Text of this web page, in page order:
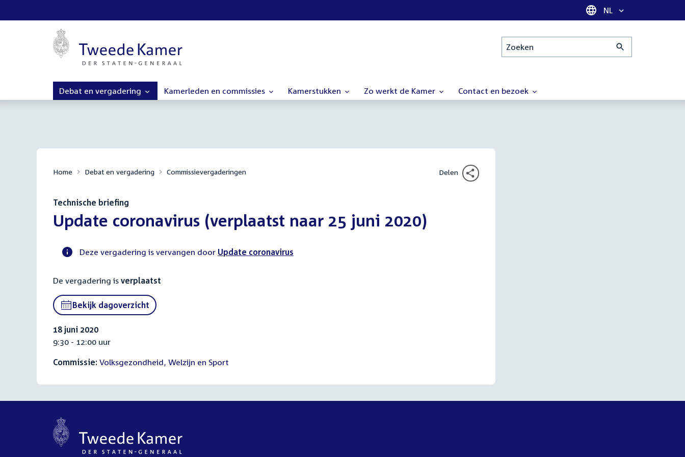
Taal selectie
NL
Zoeken
Debat en vergadering Kamerleden en commissies Kamerstukken Zo werkt de Kamer Contact en bezoek
Home Debat en vergadering Commissievergaderingen Delen
Technische briefing
:Update coronavirus (verplaatst naar 25 juni 2020)
commissie
activiteit
Deze vergadering is vervangen door Update coronavirus
De vergadering is verplaatst
Bekijk dagoverzicht
18 juni 2020
9:30 - 12:00 uur
Commissie: Volksgezondheid, Welzijn en Sport